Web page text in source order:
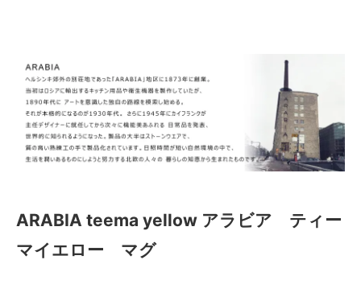
ARABIA teema yellow アラビア ティー
マイエロー マグ